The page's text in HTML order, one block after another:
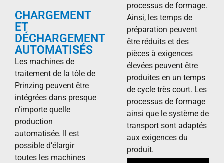
CHARGEMENT
ET
DÉCHARGEMENT
AUTOMATISÉS
Les machines de
traitement de la tôle de
Prinzing peuvent être
intégrées dans presque
n’importe quelle
production
automatisée. Il est
possible d’élargir
toutes les machines
processus de formage.
Ainsi, les temps de
préparation peuvent
être réduits et des
pièces à exigences
élevées peuvent être
produites en un temps
de cycle très court. Les
processus de formage
ainsi que le système de
transport sont adaptés
aux exigences du
produit.